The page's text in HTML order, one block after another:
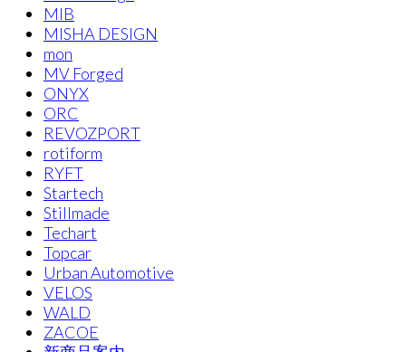
MIB
MISHA DESIGN
mon
MV Forged
ONYX
ORC
REVOZPORT
rotiform
RYFT
Startech
Stillmade
Techart
Topcar
Urban Automotive
VELOS
WALD
ZACOE